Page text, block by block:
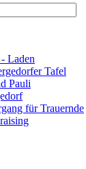
Laden
Tafel
Pauli
für Trauernde